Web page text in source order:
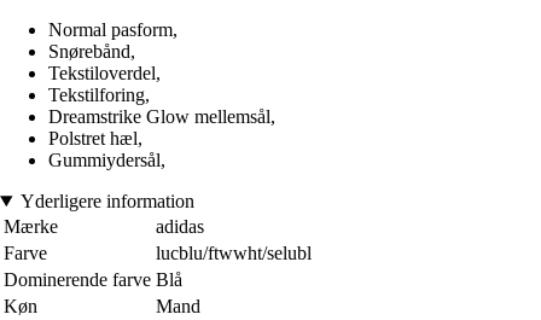
Normal pasform,
Snørebånd,
Tekstiloverdel,
Tekstilforing,
Dreamstrike Glow mellemsål,
Polstret hæl,
Gummiydersål,
Yderligere information
Mærke
adidas
Farve
lucblu/ftwwht/selubl
Dominerende farve Blå
Køn
Mand